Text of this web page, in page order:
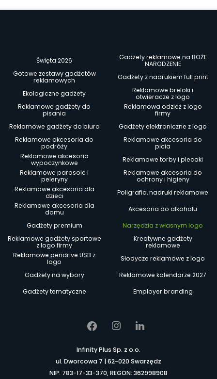
Święta 2026
Gadżety reklamowe na BOŻE
NARODZENIE
Gotowe zestawy gadżetów
reklamowych
Gadżety z nadrukiem full print
Ekologiczne gadżety
Reklamowe breloki i
otwieracze z logo
Reklamowe gadżety do
pisania
Reklamowa odzież z logo
firmy
Reklamowe gadżety do biura
Gadżety elektroniczne z logo
Reklamowe akcesoria do
podróży
Reklamowe akcesoria do
picia
Reklamowe akcesoria
wypoczynkowe
Reklamowe torby i plecaki
Reklamowe parasole i
peleryny
Reklamowe akcesoria do
ochrony i higieny
Reklamowe akcesoria dla
dzieci
Poligrafia, nadruki reklamowe
Reklamowe akcesoria dla
domu
Akcesoria do alkoholu
Gadżety premium
Narzędzia z własnym logo
Reklamowe gadżety sportowe
z logo firmy
Kreatywne gadżety
reklamowe
Reklamowe pendrive USB z
logo
Słodycze reklamowe z logo
Gadżety na wybory
Reklamowe kalendarze 2027
Gadżety tematyczne
Employer branding
Infinity Plus Sp. z o.o.
ul. Dworcowa 7 | 62-020 Swarzędz
NIP: 783-17-33-370, REGON: 362998908